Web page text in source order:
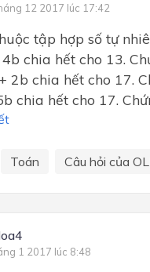
12 2017 lúc 17:42
tập hợp số tự
chia hết cho 13.
2b chia hết cho 17.
chia hết cho 17.
Toán Câu hỏi của
1 2017 lúc 8:48